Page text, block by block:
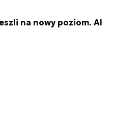
na nowy poziom. AI